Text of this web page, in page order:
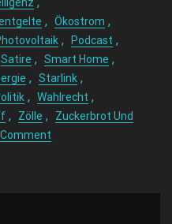
, Ökostrom ,
, Podcast ,
Satire , Smart Home ,
, Starlink ,
, Wahlrecht ,
, Zölle ,
Zuckerbrot Und
Comment